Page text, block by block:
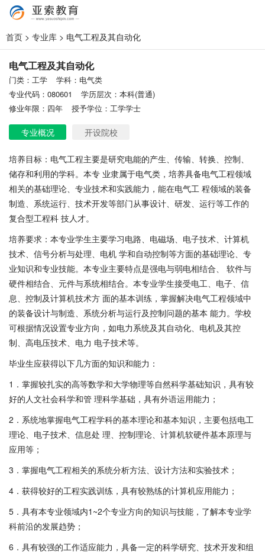
首页 > 专业库 > 电气工程及其自动化
电气工程及其自动化
门类：工学
学科：电气类
专业代码：080601
学历层次：本科(普通)
修业年限：四年
授予学位：工学学士
专业概况 开设院校
培养目标：电气工程主要是研究电能的产生、传输、转换、控制、
储存和利用的学科。本专 业隶属于电气类，培养具备电气工程领域
相关的基础理论、专业技术和实践能力，能在电气工 程领域的装备
制造、系统运行、技术开发等部门从事设计、研发、运行等工作的
复合型工程科 技人才。
培养要求：本专业学生主要学习电路、电磁场、电子技术、计算机
技术、信号分析与处理、电机 学和自动控制等方面的基础理论、专
业知识和专业技能。本专业主要特点是强电与弱电相结合、 软件与
硬件相结合、元件与系统相结合。本专业学生接受电工、电子、信
息、控制及计算机技术方 面的基本训练，掌握解决电气工程领域中
的装备设计与制造、系统分析与运行及控制问题的基本 能力。学校
可根据情况设置专业方向，如电力系统及其自动化、电机及其控
制、高电压技术、电力 电子技术等。
毕业生应获得以下几方面的知识和能力：
1．掌握较扎实的高等数学和大学物理等自然科学基础知识，具有较
好的人文社会科学和管 理科学基础，具有外语运用能力；
2．系统地掌握电气工程学科的基本理论和基本知识，主要包括电工
理论、电子技术、信息处 理、控制理论、计算机软硬件基本原理与
应用等；
3．掌握电气工程相关的系统分析方法、设计方法和实验技术；
4．获得较好的工程实践训练，具有较熟练的计算机应用能力；
5．具有本专业领域内1~2个专业方向的知识与技能，了解本专业学
科前沿的发展趋势；
6．具有较强的工作适应能力，具备一定的科学研究、技术开发和组